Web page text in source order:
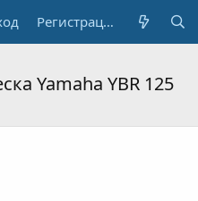
Регистрация
Yamaha YBR 125